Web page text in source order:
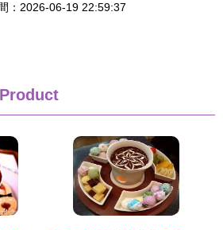
：2026-06-19 22:59:37
Product